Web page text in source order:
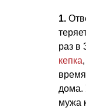
1.
раз в
кепка
дома.
мужа